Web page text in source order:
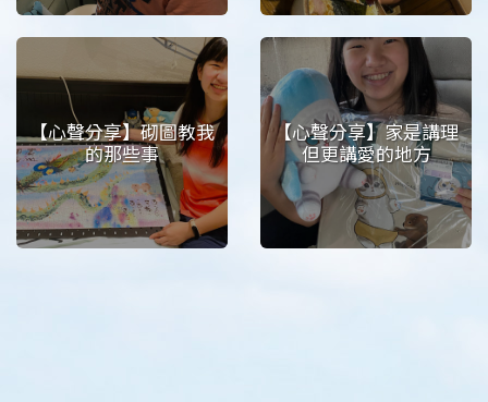
【心聲分享】砌圖教我
的那些事
【心聲分享】家是講理
但更講愛的地方